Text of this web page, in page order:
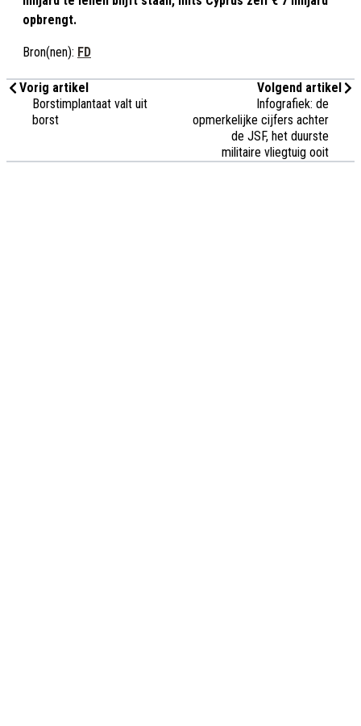
opbrengt.
Bron(nen): FD
Vorig artikel
Borstimplantaat valt uit
borst
Volgend artikel
Infografiek: de
opmerkelijke cijfers achter
de JSF, het duurste
militaire vliegtuig ooit